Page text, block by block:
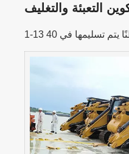
التعبئة والتغليف